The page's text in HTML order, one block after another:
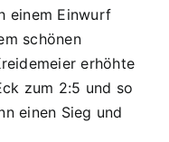
einem Einwurf
schönen
erhöhte
zum 2:5 und so
einen Sieg und